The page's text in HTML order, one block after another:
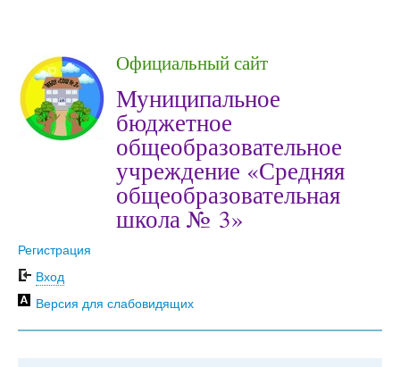
Официальный сайт
Муниципальное
бюджетное
общеобразовательное
учреждение «Средняя
общеобразовательная
школа № 3»
Регистрация
Вход
Версия для слабовидящих